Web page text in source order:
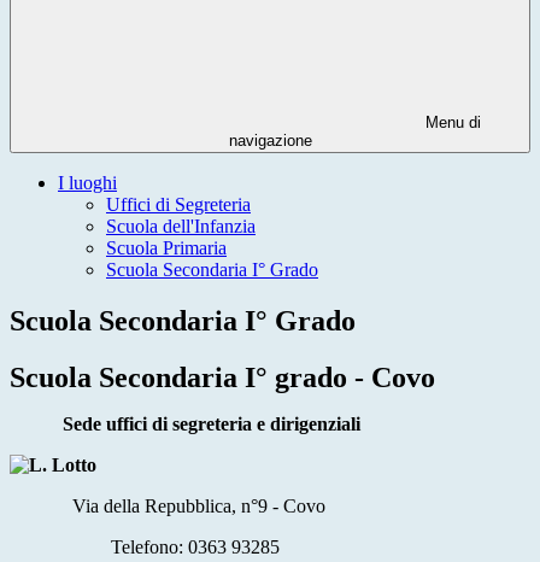
Menu di
navigazione
I luoghi
Uffici di Segreteria
Scuola dell'Infanzia
Scuola Primaria
Scuola Secondaria I° Grado
Scuola Secondaria I° Grado
Scuola Secondaria I° grado - Covo
Sede uffici di segreteria e dirigenziali
Via della Repubblica, n°9 - Covo
Telefono: 0363 93285